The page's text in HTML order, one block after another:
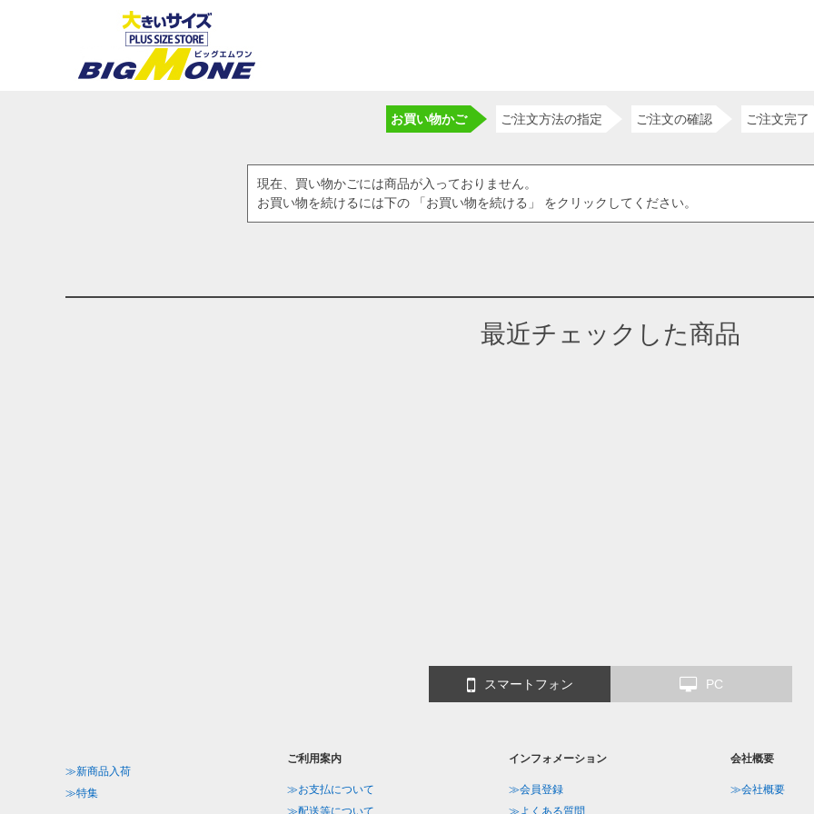
お買い物かご ご注文方法の指定 ご注文の確認 ご注文完了
現在、買い物かごには商品が入っておりません。
お買い物を続けるには下の 「お買い物を続ける」 をクリックしてください。
最近チェックした商品
スマートフォン PC
≫新商品入荷
≫特集
ご利用案内
≫お支払について
≫配送等について
インフォメーション
≫会員登録
≫よくある質問
会社概要
≫会社概要